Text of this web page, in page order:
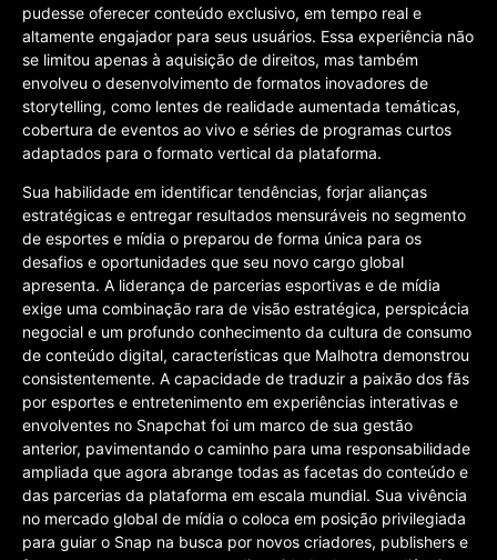
pudesse oferecer conteúdo exclusivo, em tempo real e
altamente engajador para seus usuários. Essa experiência não
se limitou apenas à aquisição de direitos, mas também
envolveu o desenvolvimento de formatos inovadores de
storytelling, como lentes de realidade aumentada temáticas,
cobertura de eventos ao vivo e séries de programas curtos
adaptados para o formato vertical da plataforma.
Sua habilidade em identificar tendências, forjar alianças
estratégicas e entregar resultados mensuráveis no segmento
de esportes e mídia o preparou de forma única para os
desafios e oportunidades que seu novo cargo global
apresenta. A liderança de parcerias esportivas e de mídia
exige uma combinação rara de visão estratégica, perspicácia
negocial e um profundo conhecimento da cultura de consumo
de conteúdo digital, características que Malhotra demonstrou
consistentemente. A capacidade de traduzir a paixão dos fãs
por esportes e entretenimento em experiências interativas e
envolventes no Snapchat foi um marco de sua gestão
anterior, pavimentando o caminho para uma responsabilidade
ampliada que agora abrange todas as facetas do conteúdo e
das parcerias da plataforma em escala mundial. Sua vivência
no mercado global de mídia o coloca em posição privilegiada
para guiar o Snap na busca por novos criadores, publishers e